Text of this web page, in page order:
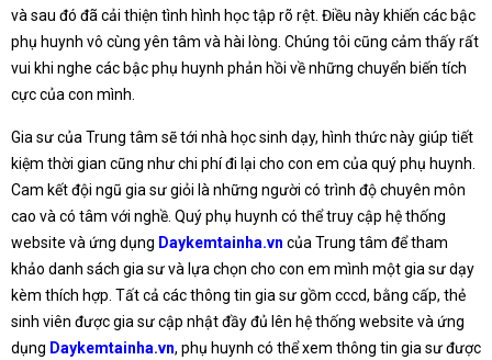
và sau đó đã cải thiện tình hình học tập rõ rệt. Điều này khiến các bậc
phụ huynh vô cùng yên tâm và hài lòng. Chúng tôi cũng cảm thấy rất
vui khi nghe các bậc phụ huynh phản hồi về những chuyển biến tích
cực của con mình.
Gia sư của Trung tâm sẽ tới nhà học sinh dạy, hình thức này giúp tiết
kiệm thời gian cũng như chi phí đi lại cho con em của quý phụ huynh.
Cam kết đội ngũ gia sư giỏi là những người có trình độ chuyên môn
cao và có tâm với nghề. Quý phụ huynh có thể truy cập hệ thống
website và ứng dụng Daykemtainha.vn của Trung tâm để tham
khảo danh sách gia sư và lựa chọn cho con em mình một gia sư dạy
kèm thích hợp. Tất cả các thông tin gia sư gồm cccd, bằng cấp, thẻ
sinh viên được gia sư cập nhật đầy đủ lên hệ thống website và ứng
dụng Daykemtainha.vn, phụ huynh có thể xem thông tin gia sư được